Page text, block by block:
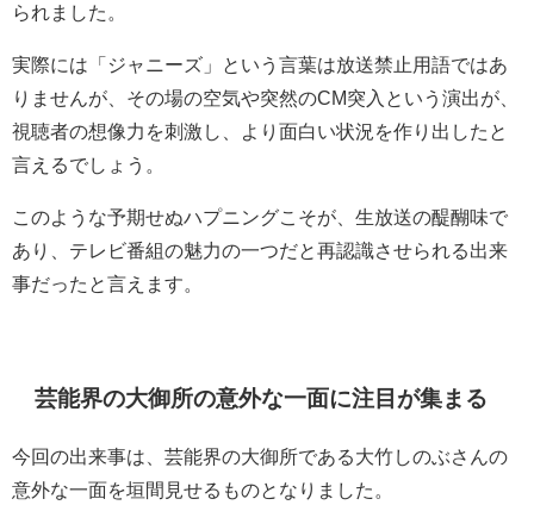
られました。
実際には「ジャニーズ」という言葉は放送禁止用語ではあ
りませんが、その場の空気や突然のCM突入という演出が、
視聴者の想像力を刺激し、より面白い状況を作り出したと
言えるでしょう。
このような予期せぬハプニングこそが、生放送の醍醐味で
あり、テレビ番組の魅力の一つだと再認識させられる出来
事だったと言えます。
芸能界の大御所の意外な一面に注目が集まる
今回の出来事は、芸能界の大御所である大竹しのぶさんの
意外な一面を垣間見せるものとなりました。